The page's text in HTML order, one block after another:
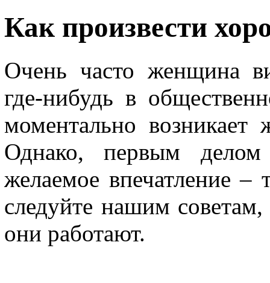
Как произвести
Очень часто женщина
где-нибудь в
моментально возникает
Однако, первым
желаемое впечатление –
следуйте нашим
они работают.